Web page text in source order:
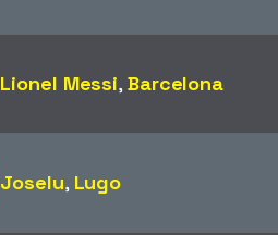
Lionel Messi, Barcelona
Joselu, Lugo